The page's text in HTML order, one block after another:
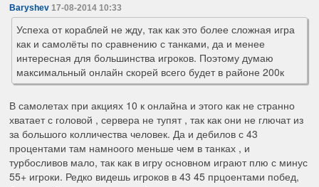
Baryshev 17-08-2014 10:33
Успеха от кораблей не жду, так как это более сложная игра
как и самолёты по сравнению с танками, да и менее
интересная для большинства игроков. Поэтому думаю
максимальный онлайн скорей всего будет в районе 200к
В самолетах при акциях 10 к онлайна и этого как не странно
хватает с головой , сервера не тупят , так как они не глючат из
за большого колличества человек. Да и дебилов с 43
процентами там намноого меньше чем в танках , и
турбосливов мало, так как в игру основном играют плю с минус
55+ игроки. Редко видешь игроков в 43 45 прцоентами побед,